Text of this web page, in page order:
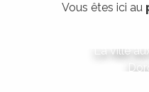
Vous êtes ici au
La ville